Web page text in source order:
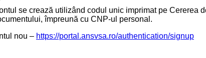
se crează utilizând codul unic imprimat pe Cererea
împreună cu CNP-ul personal.
nou – https://portal.ansvsa.ro/authentication/signup